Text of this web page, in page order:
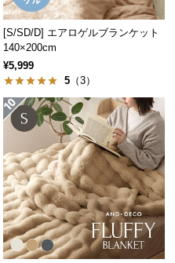
[S/SD/D] エアロゲルブランケット
140×200cm
¥5,999
5 （3）